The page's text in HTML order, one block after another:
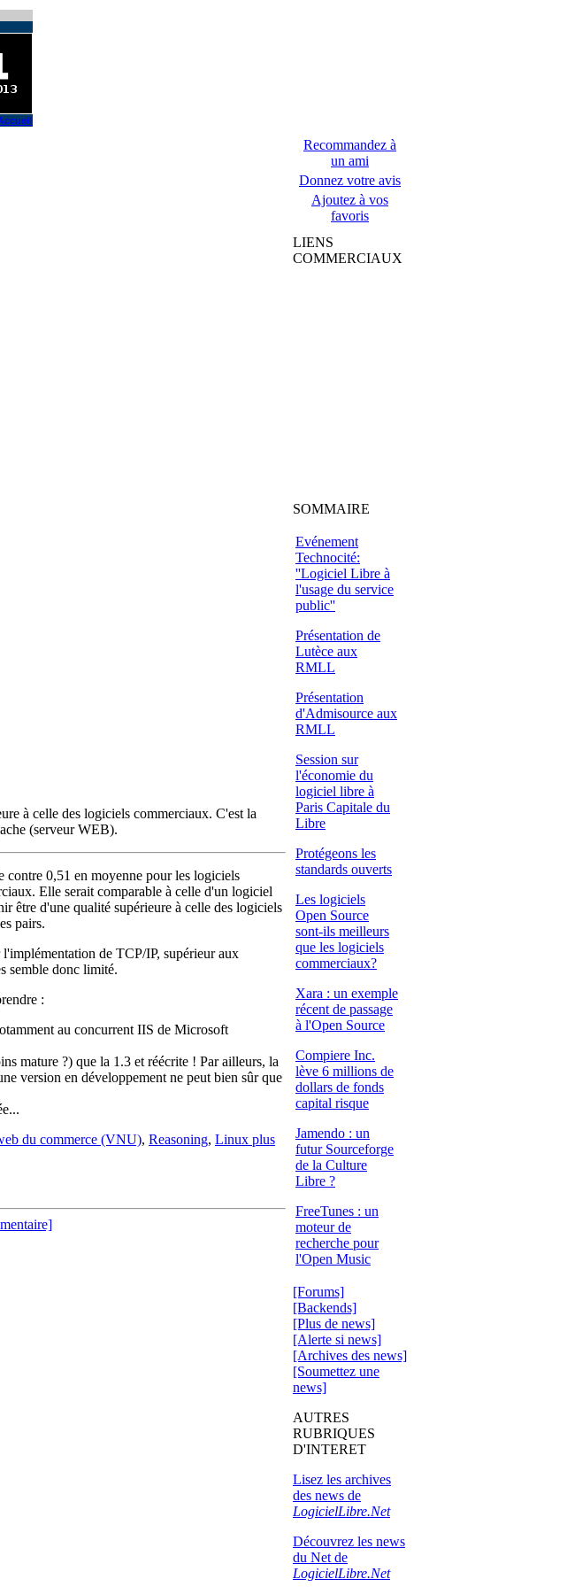
à celle des logiciels commerciaux. C'est la
(serveur WEB).
contre 0,51 en moyenne pour les logiciels
Elle serait comparable à celle d'un logiciel
être d'une qualité supérieure à celle des logiciels
pairs.
de TCP/IP, supérieur aux
semble donc limité.
:
au concurrent IIS de Microsoft
mature ?) que la 1.3 et réécrite ! Par ailleurs, la
version en développement ne peut bien sûr que
du commerce (VNU), Reasoning, Linux plus
Recommandez à
un ami
Donnez votre avis
Ajoutez à vos
favoris
LIENS
COMMERCIAUX
SOMMAIRE
Evénement
Technocité:
''Logiciel Libre à
l'usage du service
public''
Présentation de
Lutèce aux
RMLL
Présentation
d'Admisource aux
RMLL
Session sur
l'économie du
logiciel libre à
Paris Capitale du
Libre
Protégeons les
standards ouverts
Les logiciels
Open Source
sont-ils meilleurs
que les logiciels
commerciaux?
Xara : un exemple
récent de passage
à l'Open Source
Compiere Inc.
lève 6 millions de
dollars de fonds
capital risque
Jamendo : un
futur Sourceforge
de la Culture
Libre ?
FreeTunes : un
moteur de
recherche pour
l'Open Music
[Forums]
[Backends]
[Plus de news]
[Alerte si news]
[Archives des news]
[Soumettez une
news]
AUTRES
RUBRIQUES
D'INTERET
Lisez les archives
des news de
LogicielLibre.Net
Découvrez les news
du Net de
LogicielLibre.Net